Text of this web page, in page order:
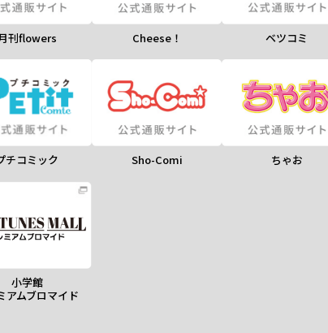
刊flowers Cheese！ ベツコミ
チコミック Sho-Comi ちゃお
小学館
アムブロマイド